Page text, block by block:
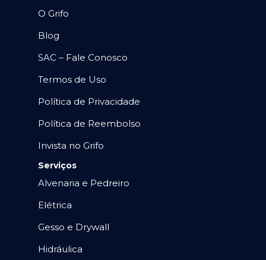
O Grifo
Blog
SAC – Fale Conosco
Termos de Uso
Política de Privacidade
Política de Reembolso
Invista no Grifo
Serviços
Alvenaria e Pedreiro
Elétrica
Gesso e Drywall
Hidráulica